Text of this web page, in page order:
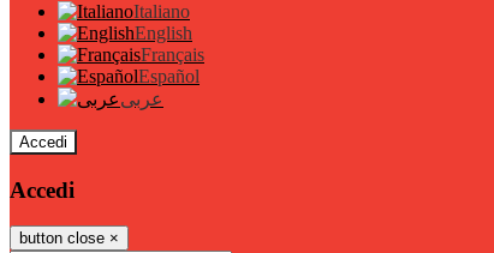
Italiano
English
Français
Español
عربى
Accedi
Accedi
button close ×